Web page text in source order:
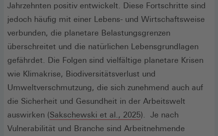
Jahrzehnten positiv entwickelt. Diese Fortschritte sind
jedoch häufig mit einer Lebens- und Wirtschaftsweise
verbunden, die planetare Belastungsgrenzen
überschreitet und die natürlichen Lebensgrundlagen
gefährdet. Die Folgen sind vielfältige planetare Krisen
wie Klimakrise, Biodiversitätsverlust und
Umweltverschmutzung, die sich zunehmend auch auf
die Sicherheit und Gesundheit in der Arbeitswelt
auswirken (Sakschewski et al., 2025(Öffnet
in
). Je nach
Vulnerabilität und Branche sind Arbeitnehmende